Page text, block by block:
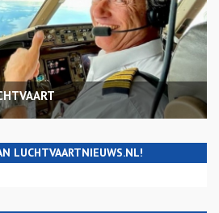
LUCHTVAARTNIEUWS.NL!